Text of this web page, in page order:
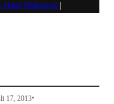
Hasil Maksimal
17, 2013•